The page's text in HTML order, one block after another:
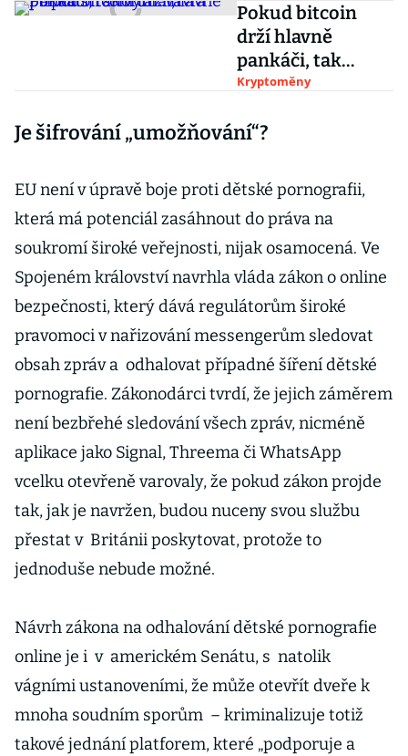
Pokud bitcoin
drží hlavně
pankáči, tak
vyhrál, připouští
Kryptoměny
Je šifrování „umožňování“?
EU není v úpravě boje proti dětské pornografii,
která má potenciál zasáhnout do práva na
soukromí široké veřejnosti, nijak osamocená. Ve
Spojeném království navrhla vláda zákon o online
bezpečnosti, který dává regulátorům široké
pravomoci v nařizování messengerům sledovat
obsah zpráv a odhalovat případné šíření dětské
pornografie. Zákonodárci tvrdí, že jejich záměrem
není bezbřehé sledování všech zpráv, nicméně
aplikace jako Signal, Threema či WhatsApp
vcelku otevřeně varovaly, že pokud zákon projde
tak, jak je navržen, budou nuceny svou službu
přestat v Británii poskytovat, protože to
jednoduše nebude možné.
Návrh zákona na odhalování dětské pornografie
online je i v americkém Senátu, s natolik
vágními ustanoveními, že může otevřít dveře k
mnoha soudním sporům – kriminalizuje totiž
takové jednání platforem, které „podporuje a